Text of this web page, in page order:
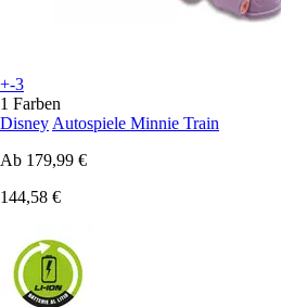
+-3
1 Farben
Disney Autospiele Minnie Train
Ab 179,99 €
144,58 €